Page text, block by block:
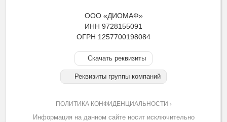
ООО «ДИОМАФ»
ИНН 9728155091
ОГРН 1257700198084
Скачать реквизиты
Реквизиты группы компаний
ПОЛИТИКА КОНФИДЕНЦИАЛЬНОСТИ ›
Информация на данном сайте носит исключительно